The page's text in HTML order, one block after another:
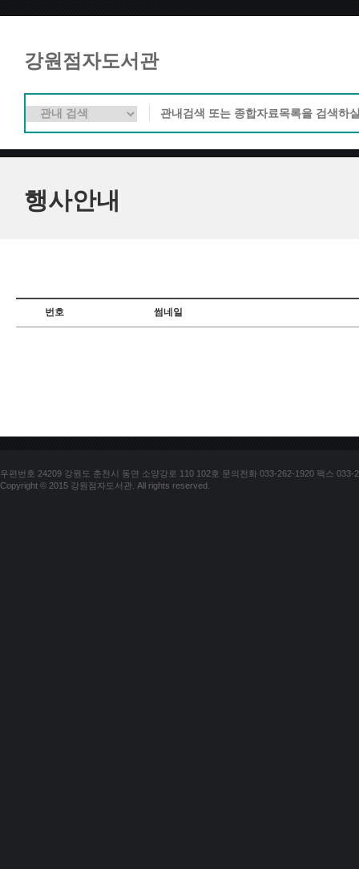
강원점자도서관
행사안내
번호 썸네일
우편번호 24209 강원도 춘천시 동면 소양강로 110 102호 문의전화 033-262-1920 팩스 033-
Copyright © 2015 강원점자도서관. All rights reserved.